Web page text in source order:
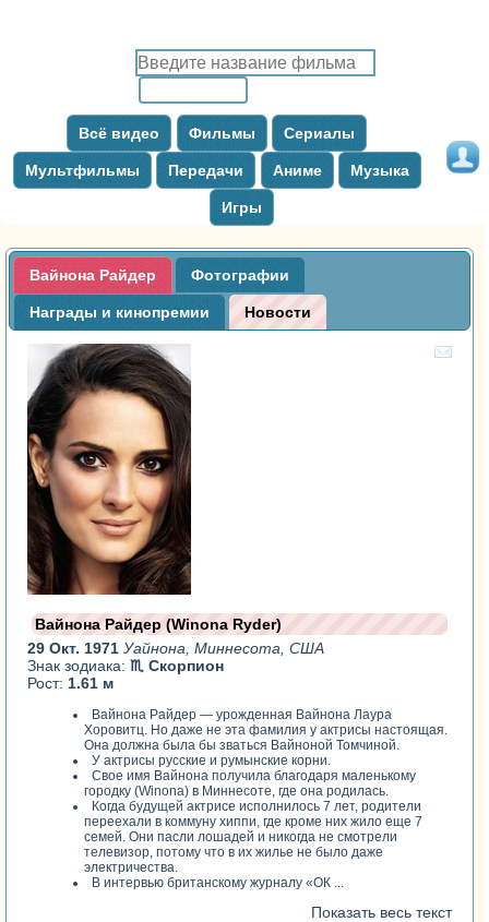
Всё видео Фильмы Сериалы
Мультфильмы Передачи Аниме Музыка
Игры
Вайнона Райдер Фотографии
Награды и кинопремии Новости
Вайнона Райдер (Winona Ryder)
29 Окт. 1971Уайнона, Миннесота, США
Знак зодиака:♏ Скорпион
Рост: 1.61 м
Вайнона Райдер — урожденная Вайнона Лаура
Хоровитц. Но даже не эта фамилия у актрисы настоящая.
Она должна была бы зваться Вайноной Томчиной.
У актрисы русские и румынские корни.
Свое имя Вайнона получила благодаря маленькому
городку (Winona) в Миннесоте, где она родилась.
Когда будущей актрисе исполнилось 7 лет, родители
переехали в коммуну хиппи, где кроме них жило еще 7
семей. Они пасли лошадей и никогда не смотрели
телевизор, потому что в их жилье не было даже
электричества.
В интервью британскому журналу «ОК ...
Показать весь текст